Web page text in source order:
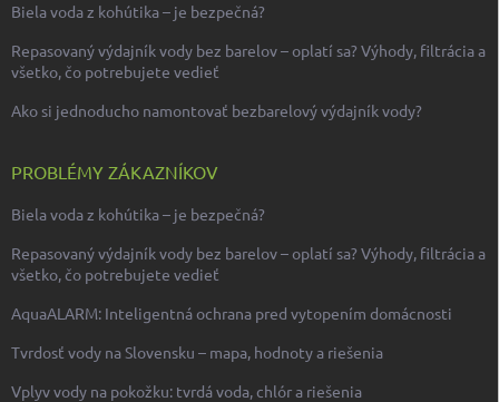
Biela voda z kohútika – je bezpečná?
Repasovaný výdajník vody bez barelov – oplatí sa? Výhody, filtrácia a
všetko, čo potrebujete vedieť
Ako si jednoducho namontovať bezbarelový výdajník vody?
PROBLÉMY ZÁKAZNÍKOV
Biela voda z kohútika – je bezpečná?
Repasovaný výdajník vody bez barelov – oplatí sa? Výhody, filtrácia a
všetko, čo potrebujete vedieť
AquaALARM: Inteligentná ochrana pred vytopením domácnosti
Tvrdosť vody na Slovensku – mapa, hodnoty a riešenia
Vplyv vody na pokožku: tvrdá voda, chlór a riešenia